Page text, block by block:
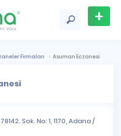
+
Ekle
Firmaları Asuman Eczanesi
78142. Sok. No: 1, 1170,Adana/